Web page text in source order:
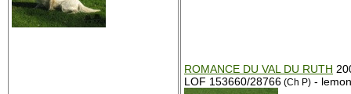
ROMANCE DU VAL DU RUTH
LOF 153660/28766 (Ch P) - lemon